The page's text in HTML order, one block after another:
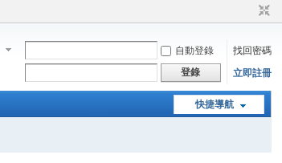
自動登錄
找回密碼
登錄 立即註冊
快捷導航